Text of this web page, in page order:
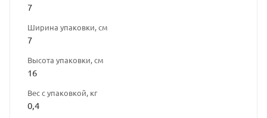
7
Ширина упаковки, см
7
Высота упаковки, см
16
Вес с упаковкой, кг
0,4